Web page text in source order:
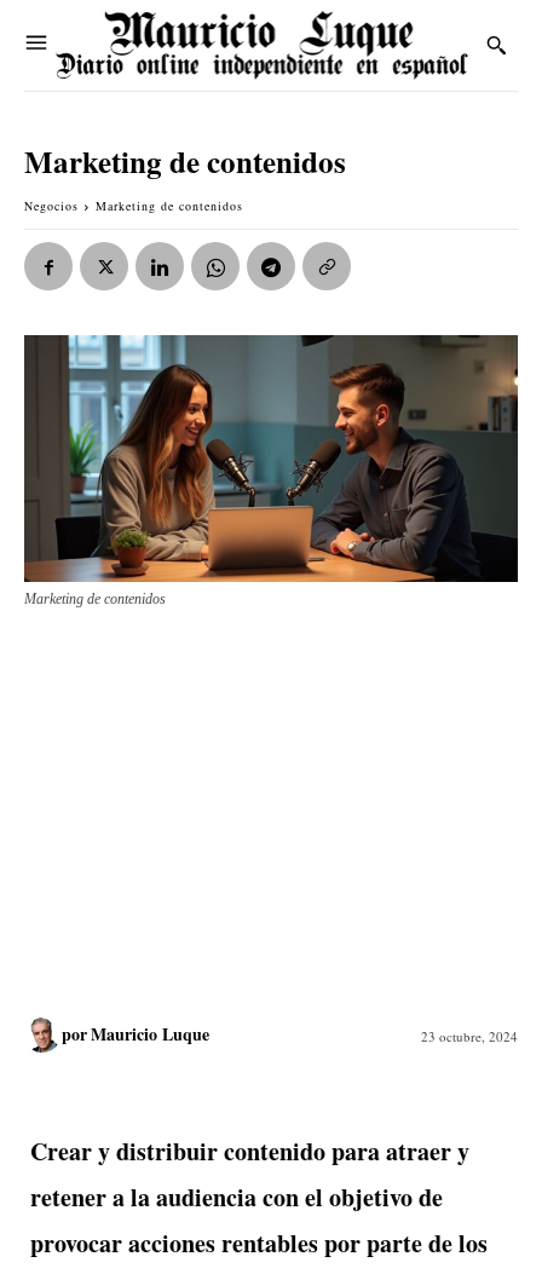
Marketing de contenidos
Negocios Marketing de contenidos
Marketing de contenidos
porMauricio Luque 23 octubre, 2024
Crear y distribuir contenido para atraer y
retener a la audiencia con el objetivo de
provocar acciones rentables por parte de los